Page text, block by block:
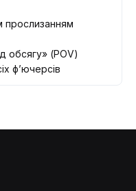
прослизанням
обсягу» (POV)
ф’ючерсів